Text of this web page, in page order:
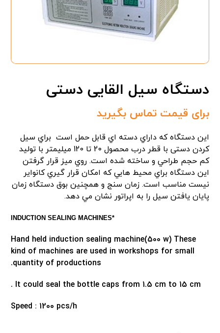
دستگاه سیل القایی دستی
برای قیمت تماس بگیرید
اين دستگاه كه داراي دسته اي قابل حمل است براي سيل
كردن دستی با قطر درب محصول 20 تا 120 میلیمتر با توليد
كم حجم طراحي و ساخته شده است. روي ميز قرار گرفتن
اين دستگاه براي محيط هايي كه امكان قرار گيري كانواير
نيست مناسب است. زمان سنج و همچنين بوق دستگاه زمان
پايان يافتن سيل را به اپراتور نشان مي دهد.
*INDUCTION SEALING MACHINES
Hand held induction sealing machine(500 w) These
kind of machines are used in workshops for small
quantity of productions.
It could seal the bottle caps from 1.5 cm to 15 cm .
Speed : 1200 pcs/h